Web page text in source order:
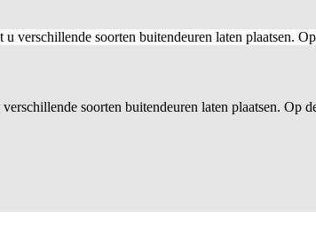
soorten buitendeuren laten plaatsen. Op